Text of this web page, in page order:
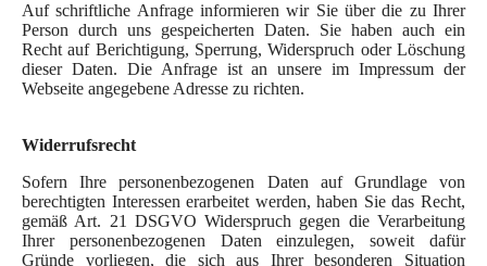
Auf schriftliche Anfrage informieren wir Sie über die zu Ihrer
Person durch uns gespeicherten Daten. Sie haben auch ein
Recht auf Berichtigung, Sperrung, Widerspruch oder Löschung
dieser Daten. Die Anfrage ist an unsere im Impressum der
Webseite angegebene Adresse zu richten.
Widerrufsrecht
Sofern Ihre personenbezogenen Daten auf Grundlage von
berechtigten Interessen erarbeitet werden, haben Sie das Recht,
gemäß Art. 21 DSGVO Widerspruch gegen die Verarbeitung
Ihrer personenbezogenen Daten einzulegen, soweit dafür
Gründe vorliegen, die sich aus Ihrer besonderen Situation